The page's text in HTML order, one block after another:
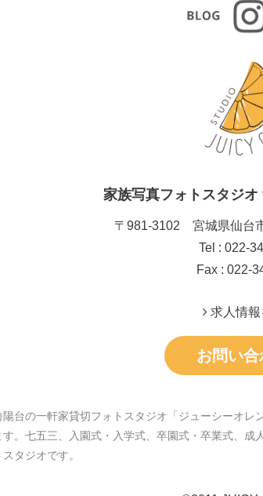
家族写真フォトスタジ
〒981-3102 宮城県仙台
Tel : 022-
Fax : 022-
求人情報
お問い
台の一軒家貸切フォトスタジオ「ジューシーオ
す。七五三、入園式・入学式、卒園式・卒業式、
タジオです。